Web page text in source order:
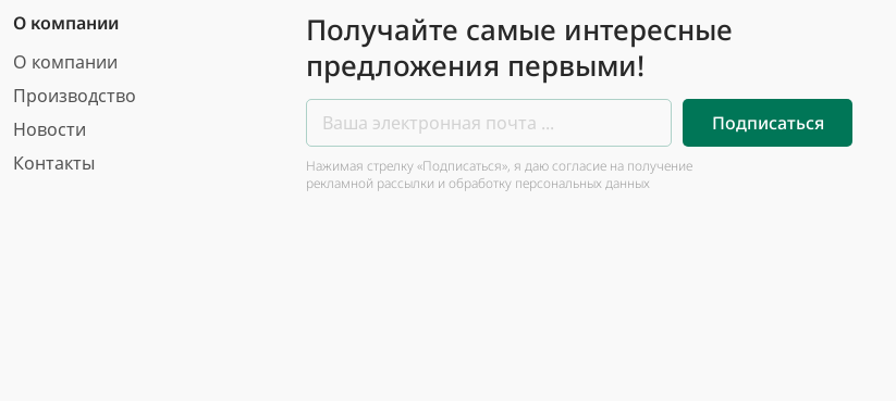
О компании
О компании
Производство
Новости
Контакты
Получайте самые интересные
предложения первыми!
Подписаться
Нажимая стрелку «Подписаться», я даю согласие на получение
рекламной рассылки и обработку персональных данных